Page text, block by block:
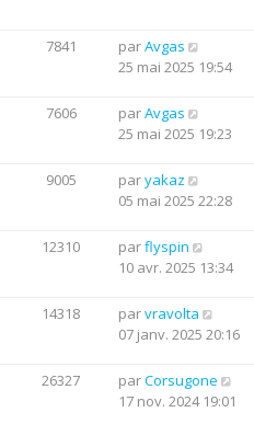
7841 parAvgas
25 mai 2025 19:54
7606 parAvgas
25 mai 2025 19:23
9005 paryakaz
05 mai 2025 22:28
12310 parflyspin
10 avr. 2025 13:34
14318 parvravolta
07 janv. 2025 20:16
26327 parCorsugone
17 nov. 2024 19:01